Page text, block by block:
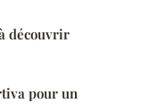
découvrir
pour un